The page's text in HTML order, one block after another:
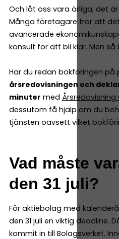
Och låt oss vara ärliga, det
Många företagare tror att
avancerade
konsult för att bli klar. Men
Har du redan bokföringen på
årsredovisningen och
minuter med Årsredovisning
dessutom få hjälp om du
tjänsten oavsett vilket
Vad måste
den 31 juli?
För aktiebolag med
den 31 juli en viktig deadline.
kommit in till Bolagsverket.